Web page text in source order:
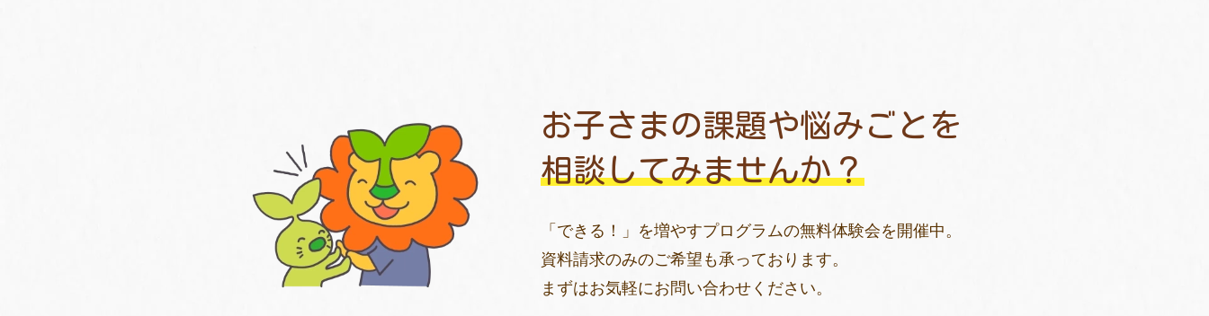
お子さまの課題や悩みごとを
相談してみませんか？
「できる！」を増やすプログラムの無料体験会を開催中。
資料請求のみのご希望も承っております。
まずはお気軽にお問い合わせください。